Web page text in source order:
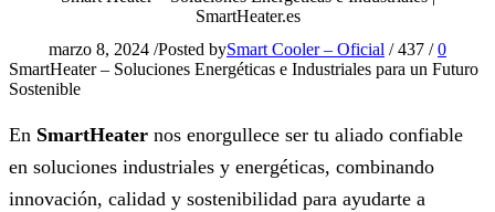
SmartHeater.es
marzo 8, 2024 /Posted bySmart Cooler – Oficial / 437 / 0
SmartHeater – Soluciones Energéticas e Industriales para un Futuro
Sostenible
En SmartHeater nos enorgullece ser tu aliado confiable
en soluciones industriales y energéticas, combinando
innovación, calidad y sostenibilidad para ayudarte a